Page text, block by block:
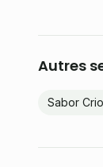
Autres
Sabor